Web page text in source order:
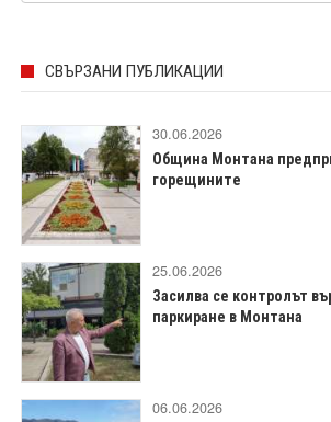
СВЪРЗАНИ ПУБЛИКАЦИИ
30.06.2026
Община Монтана
горещините
25.06.2026
Засилва се контролът
паркиране в Монтана
06.06.2026